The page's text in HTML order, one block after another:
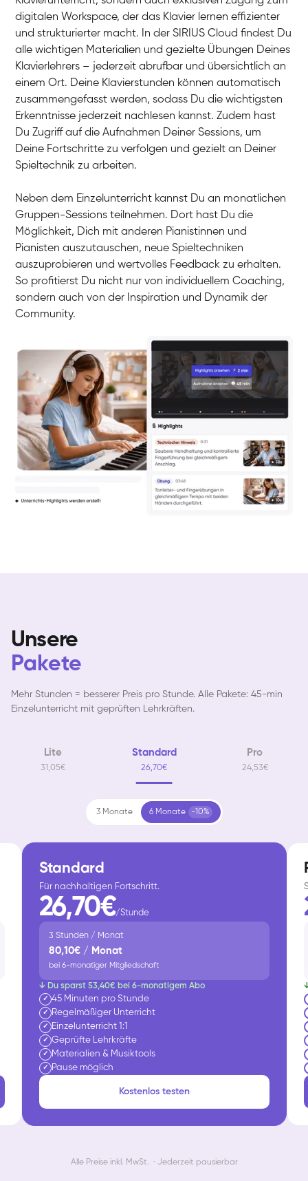
Klavier / Piano / Flügel
Klavier / Piano / Flügel
Hannes
Klavier / Piano / Flügel
Klavier / Piano / Flügel
Yuna
Klavier / Piano / Flügel
Camilla
Klavier / Piano / Flügel
Negin
Klavier / Piano / Flügel
Katarzyna
Klavier / Piano / Flügel
digitalen Workspace, der das Klavier lernen effizienter
und strukturierter macht. In der SIRIUS Cloud findest Du
alle wichtigen Materialien und gezielte Übungen Deines
Klavierlehrers – jederzeit abrufbar und übersichtlich an
einem Ort. Deine Klavierstunden können automatisch
zusammengefasst werden, sodass Du die wichtigsten
Erkenntnisse jederzeit nachlesen kannst. Zudem hast
Du Zugriff auf die Aufnahmen Deiner Sessions, um
Deine Fortschritte zu verfolgen und gezielt an Deiner
Spieltechnik zu arbeiten.
Neben dem Einzelunterricht kannst Du an monatlichen
Gruppen-Sessions teilnehmen. Dort hast Du die
Möglichkeit, Dich mit anderen Pianistinnen und
Pianisten auszutauschen, neue Spieltechniken
auszuprobieren und wertvolles Feedback zu erhalten.
So profitierst Du nicht nur von individuellem Coaching,
sondern auch von der Inspiration und Dynamik der
Community.
Unsere
Pakete
Mehr Stunden = besserer Preis pro Stunde. Alle Pakete: 45-min
Einzelunterricht mit geprüften Lehrkräften.
Lite
31,05€
Standard
26,70€
Pro
24,53€
3 Monate 6 Monate -10%
Standard
Für nachhaltigen Fortschritt.
26,70€/Stunde
3 Stunden / Monat
80,10€ / Monat
bei 6-monatiger Mitgliedschaft
↓ Du sparst 53,40€ bei 6-monatigem Abo
✓ 45 Minuten pro Stunde
✓ Regelmäßiger Unterricht
✓ Einzelunterricht 1:1
✓ Geprüfte Lehrkräfte
✓ Materialien & Musiktools
✓ Pause möglich
Kostenlos testen
Alle Preise inkl. MwSt. · Jederzeit pausierbar